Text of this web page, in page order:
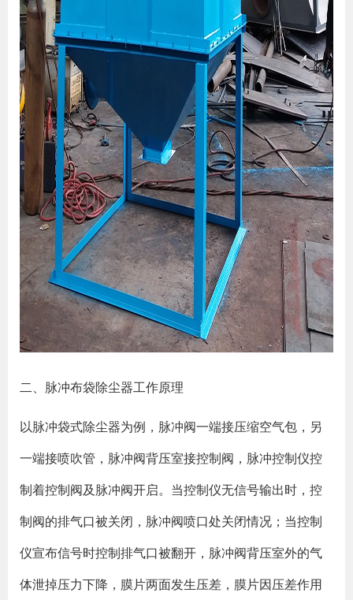
二、脉冲布袋除尘器工作原理
以脉冲袋式除尘器为例，脉冲阀一端接压缩空气包，另
一端接喷吹管，脉冲阀背压室接控制阀，脉冲控制仪控
制着控制阀及脉冲阀开启。当控制仪无信号输出时，控
制阀的排气口被关闭，脉冲阀喷口处关闭情况；当控制
仪宣布信号时控制排气口被翻开，脉冲阀背压室外的气
体泄掉压力下降，膜片两面发生压差，膜片因压差作用